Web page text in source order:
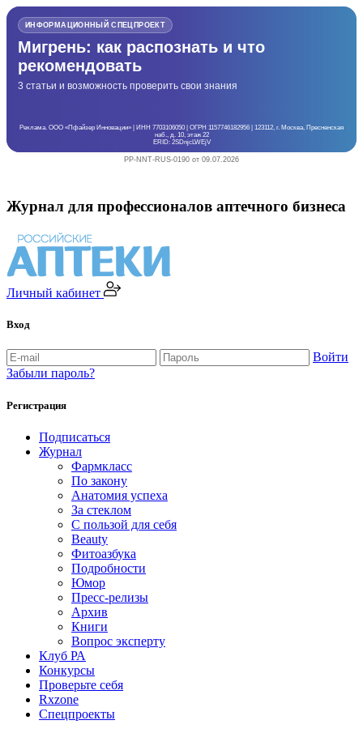
ИНФОРМАЦИОННЫЙ СПЕЦПРОЕКТ
Мигрень: как распознать и что
рекомендовать
3 статьи и возможность проверить свои знания
Реклама. ООО «Пфайзер Инновации» | ИНН 7703106050 | ОГРН 1157746182956 | 123112, г. Москва, Пресненская
наб., д. 10, этаж 22
ERID: 2SDnjcLWEjV
PP-NNT-RUS-0190 от 09.07.2026
Журнал для профессионалов аптечного бизнеса
Личный кабинет
Вход
Войти
Забыли пароль?
Регистрация
Подписаться
Журнал
Фармкласс
По закону
Анатомия успеха
За стеклом
С пользой для себя
Beauty
Фитоазбука
Подробности
Юмор
Пресс-релизы
Архив
Книги
Вопрос эксперту
Клуб РА
Конкурсы
Проверьте себя
Rxzone
Спецпроекты